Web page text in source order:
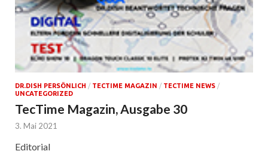
DR.DISH PERSÖNLICH / TECTIME MAGAZIN / TECTIME NEWS /
UNCATEGORIZED
TecTime Magazin, Ausgabe 30
3. Mai 2021
Editorial